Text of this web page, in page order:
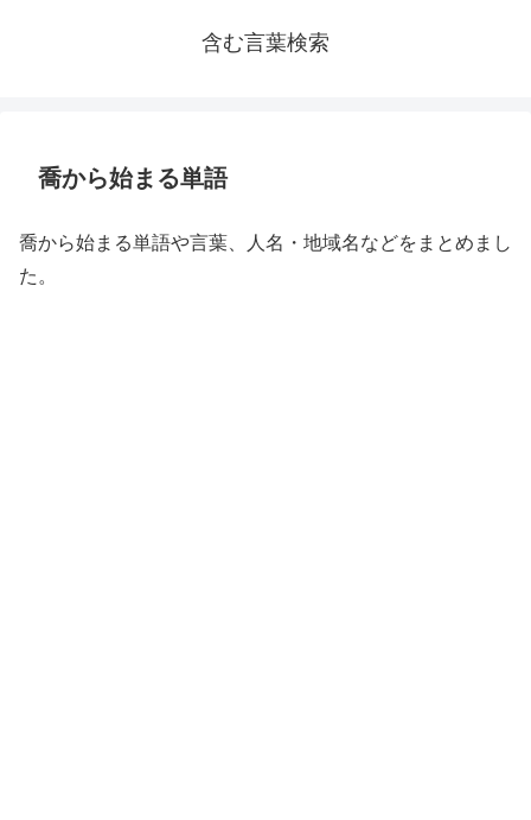
含む言葉検索
喬から始まる単語
喬から始まる単語や言葉、人名・地域名などをまとめまし
た。